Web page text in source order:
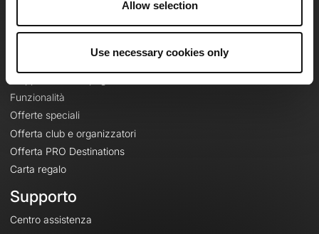
Allow selection
Use necessary cookies only
Le Mag'
Funzionalità
Offerte speciali
Offerta club e organizzatori
Offerta PRO Destinations
Carta regalo
Supporto
Centro assistenza